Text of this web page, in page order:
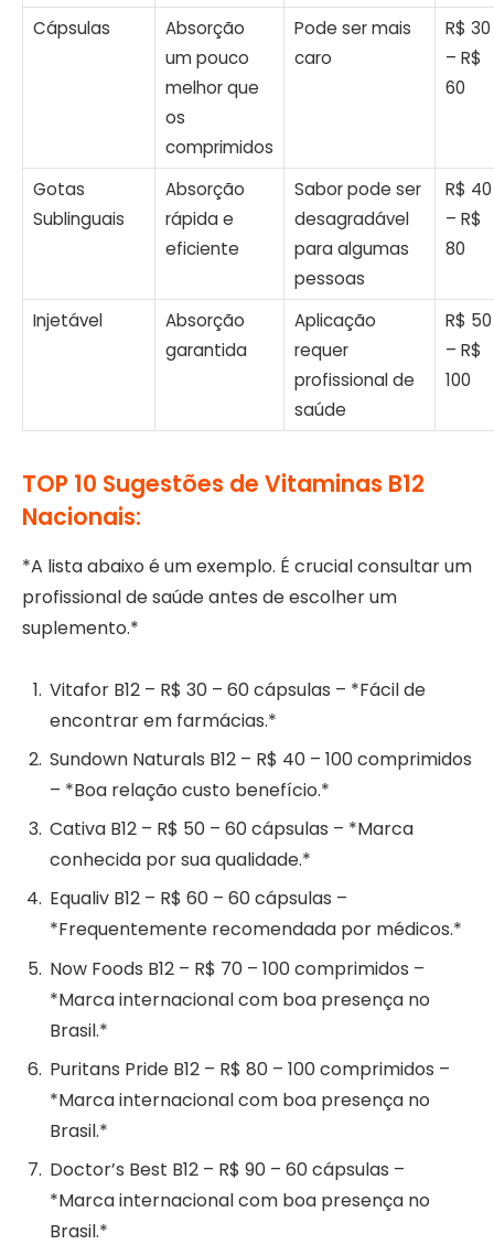
Cápsulas
Absorção
um pouco
melhor que
os
comprimidos
Pode ser mais
caro
R$ 30
– R$
60
Gotas
Sublinguais
Absorção
rápida e
eficiente
Sabor pode ser
desagradável
para algumas
pessoas
R$ 40
– R$
80
Injetável
Absorção
garantida
Aplicação
requer
profissional de
saúde
R$ 50
– R$
100
TOP 10 Sugestões de Vitaminas B12
Nacionais:
*A lista abaixo é um exemplo. É crucial consultar um
profissional de saúde antes de escolher um
suplemento.*
Vitafor B12 – R$ 30 – 60 cápsulas – *Fácil de
encontrar em farmácias.*
Sundown Naturals B12 – R$ 40 – 100 comprimidos
– *Boa relação custo benefício.*
Cativa B12 – R$ 50 – 60 cápsulas – *Marca
conhecida por sua qualidade.*
Equaliv B12 – R$ 60 – 60 cápsulas –
*Frequentemente recomendada por médicos.*
Now Foods B12 – R$ 70 – 100 comprimidos –
*Marca internacional com boa presença no
Brasil.*
Puritans Pride B12 – R$ 80 – 100 comprimidos –
*Marca internacional com boa presença no
Brasil.*
Doctor’s Best B12 – R$ 90 – 60 cápsulas –
*Marca internacional com boa presença no
Brasil.*